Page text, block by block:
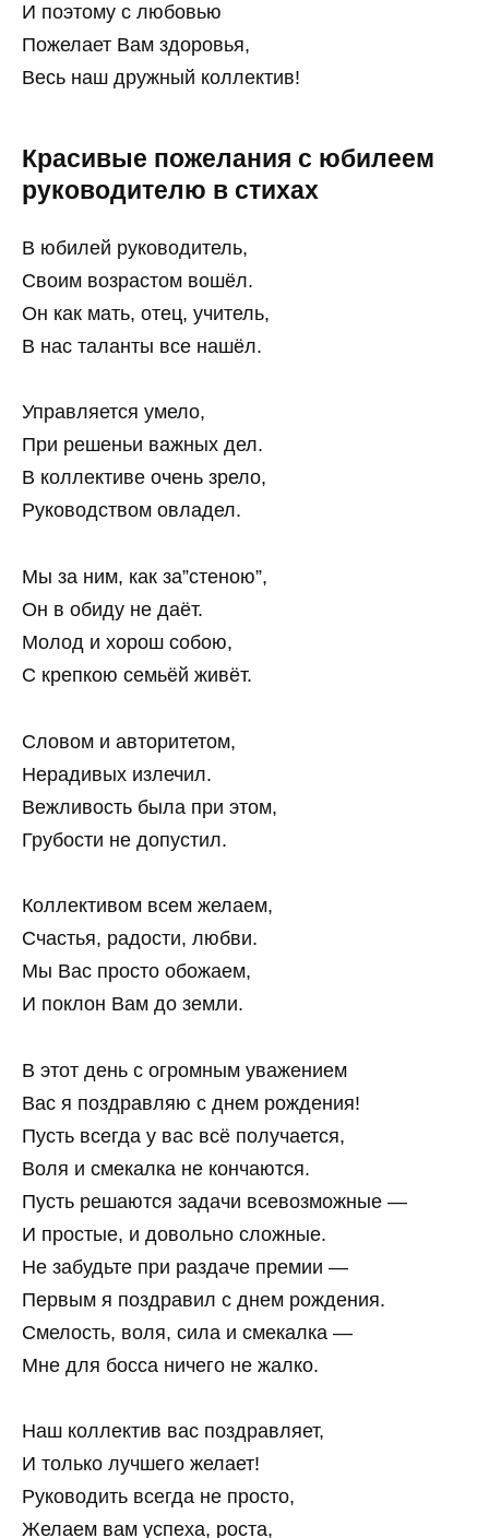
И поэтому с любовью
Пожелает Вам здоровья,
Весь наш дружный коллектив!
Красивые пожелания с юбилеем
руководителю в стихах
В юбилей руководитель,
Своим возрастом вошёл.
Он как мать, отец, учитель,
В нас таланты все нашёл.
Управляется умело,
При решеньи важных дел.
В коллективе очень зрело,
Руководством овладел.
Мы за ним, как за”стеною”,
Он в обиду не даёт.
Молод и хорош собою,
С крепкою семьёй живёт.
Словом и авторитетом,
Нерадивых излечил.
Вежливость была при этом,
Грубости не допустил.
Коллективом всем желаем,
Счастья, радости, любви.
Мы Вас просто обожаем,
И поклон Вам до земли.
В этот день с огромным уважением
Вас я поздравляю с днем рождения!
Пусть всегда у вас всё получается,
Воля и смекалка не кончаются.
Пусть решаются задачи всевозможные —
И простые, и довольно сложные.
Не забудьте при раздаче премии —
Первым я поздравил с днем рождения.
Смелость, воля, сила и смекалка —
Мне для босса ничего не жалко.
Наш коллектив вас поздравляет,
И только лучшего желает!
Руководить всегда не просто,
Желаем вам успеха, роста,